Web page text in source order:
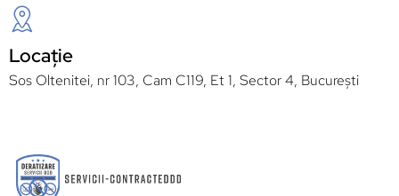
Locație
Sos Oltenitei, nr 103, Cam C119, Et 1, Sector 4, București